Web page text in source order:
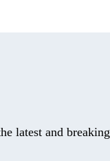
latest and breaking